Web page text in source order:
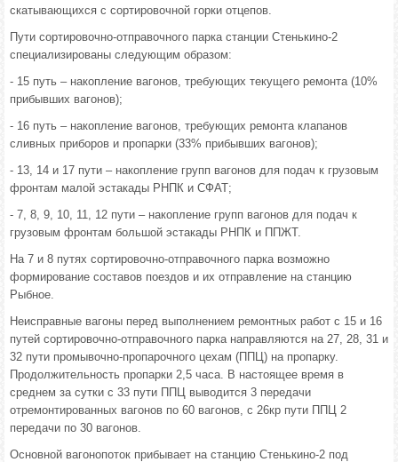
скатывающихся с сортировочной горки отцепов.
Пути сортировочно-отправочного парка станции Стенькино-2
специализированы следующим образом:
- 15 путь – накопление вагонов, требующих текущего ремонта (10%
прибывших вагонов);
- 16 путь – накопление вагонов, требующих ремонта клапанов
сливных приборов и пропарки (33% прибывших вагонов);
- 13, 14 и 17 пути – накопление групп вагонов для подач к грузовым
фронтам малой эстакады РНПК и СФАТ;
- 7, 8, 9, 10, 11, 12 пути – накопление групп вагонов для подач к
грузовым фронтам большой эстакады РНПК и ППЖТ.
На 7 и 8 путях сортировочно-отправочного парка возможно
формирование составов поездов и их отправление на станцию
Рыбное.
Неисправные вагоны перед выполнением ремонтных работ с 15 и 16
путей сортировочно-отправочного парка направляются на 27, 28, 31 и
32 пути промывочно-пропарочного цехам (ППЦ) на пропарку.
Продолжительность пропарки 2,5 часа. В настоящее время в
среднем за сутки с 33 пути ППЦ выводится 3 передачи
отремонтированных вагонов по 60 вагонов, с 26кр пути ППЦ 2
передачи по 30 вагонов.
Основной вагонопоток прибывает на станцию Стенькино-2 под